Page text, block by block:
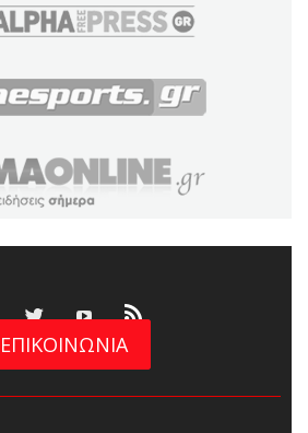
ΕΠΙΚΟΙΝΩΝΙΑ